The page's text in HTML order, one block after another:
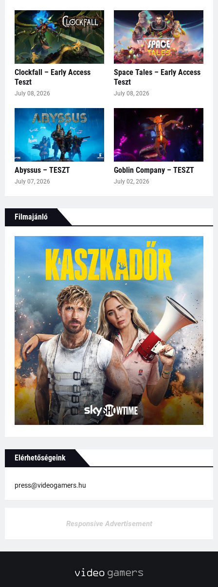
Clockfall – Early Access
Teszt
July 08, 2026
Space Tales – Early Access
Teszt
July 08, 2026
Abyssus – TESZT
July 07, 2026
Goblin Company – TESZT
July 02, 2026
Filmajánló
Elérhetőségeink
press@videogamers.hu
Responsive Advertisement